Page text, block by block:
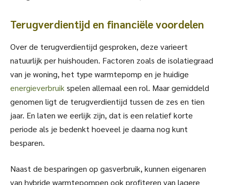
Terugverdientijd en financiële voordelen
Over de terugverdientijd gesproken, deze varieert
natuurlijk per huishouden. Factoren zoals de isolatiegraad
van je woning, het type warmtepomp en je huidige
energieverbruik spelen allemaal een rol. Maar gemiddeld
genomen ligt de terugverdientijd tussen de zes en tien
jaar. En laten we eerlijk zijn, dat is een relatief korte
periode als je bedenkt hoeveel je daarna nog kunt
besparen.
Naast de besparingen op gasverbruik, kunnen eigenaren
van hybride warmtepompen ook profiteren van lagere